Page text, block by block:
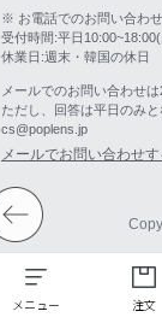
※ お電話でのお問い合わ
受付時間:平日
休業日:週末・韓国の休日
メールでのお問い合わせ
ただし、回答は平日のみ
cs@poplens.jp
メールでお問い合わせす
メニュー 注文